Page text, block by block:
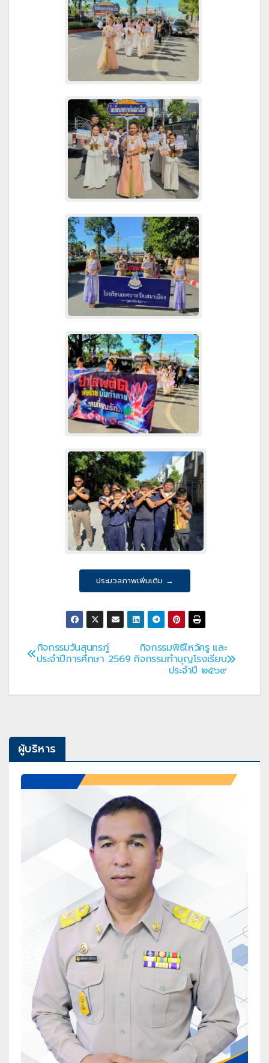
ประมวลภาพเพิ่มเติม →
แนะแนว
กิจกรรมพิธีไหว้ครู และ
กิจกรรมทำบุญโรงเรียน
ประจำปี ๒๕๖๙
กิจกรรมวันสุนทรภู่
ประจำปีการศึกษา 2569
ผู้บริหาร